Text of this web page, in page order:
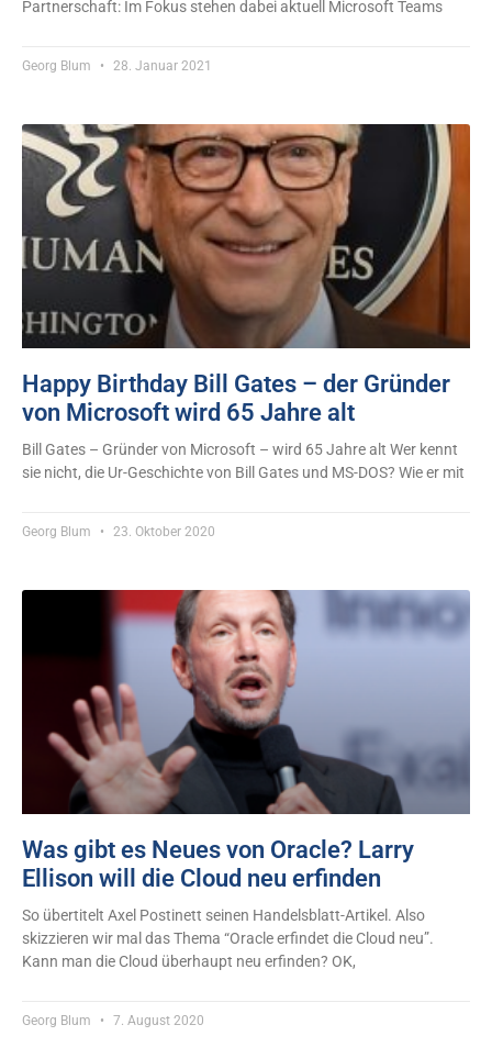
Partnerschaft: Im Fokus stehen dabei aktuell Microsoft Teams
Georg Blum 28. Januar 2021
Happy Birthday Bill Gates – der Gründer
von Microsoft wird 65 Jahre alt
Bill Gates – Gründer von Microsoft – wird 65 Jahre alt Wer kennt
sie nicht, die Ur-Geschichte von Bill Gates und MS-DOS? Wie er mit
Georg Blum 23. Oktober 2020
Was gibt es Neues von Oracle? Larry
Ellison will die Cloud neu erfinden
So übertitelt Axel Postinett seinen Handelsblatt-Artikel. Also
skizzieren wir mal das Thema “Oracle erfindet die Cloud neu”.
Kann man die Cloud überhaupt neu erfinden? OK,
Georg Blum 7. August 2020